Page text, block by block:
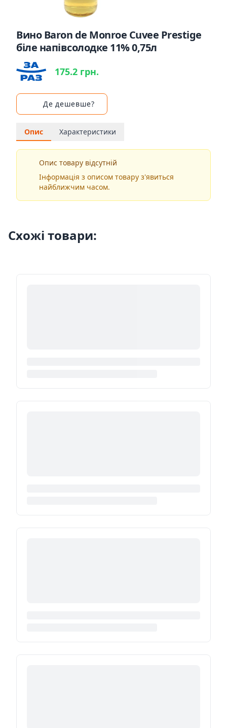
Вино Baron de Monroe Cuvee Prestige
біле напівсолодке 11% 0,75л
175.2 грн.
Де дешевше?
Опис Характеристики
Опис товару відсутній
Інформація з описом товару з'явиться
найближчим часом.
Схожі товари: